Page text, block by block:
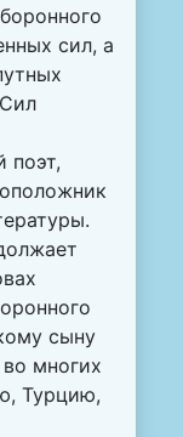
сил, а
поэт,
сыну
многих
Турцию,